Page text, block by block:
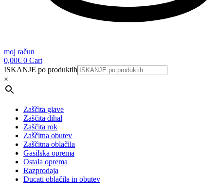
moj račun
0,00€ 0 Cart
ISKANJE po produktih
×
Zaščita glave
Zaščita dihal
Zaščita rok
Zaščitna obutev
Zaščitna oblačila
Gasilska oprema
Ostala oprema
Razprodaja
Ducati oblačila in obutev